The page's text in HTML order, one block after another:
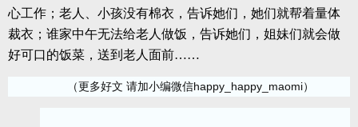
心工作；老人、小孩没有棉衣，告诉她们，她们就帮着量体
裁衣；谁家中午无法给老人做饭，告诉她们，姐妹们就会做
好可口的饭菜，送到老人面前……
（更多好文 请加小编微信happy_happy_maomi）